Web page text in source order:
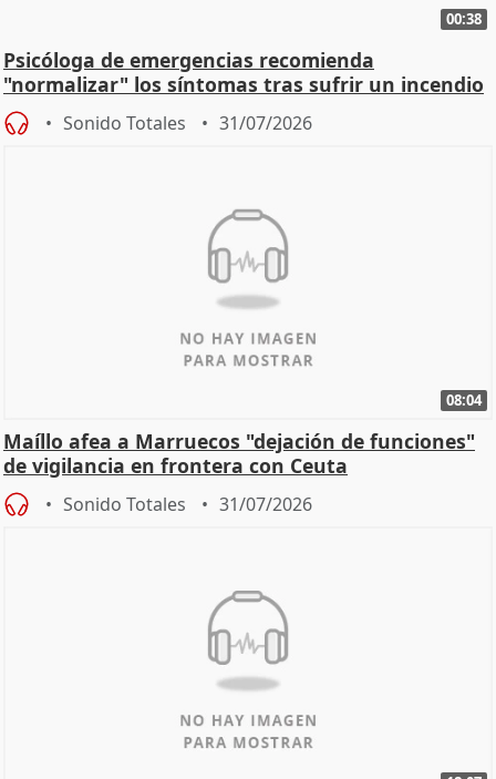
00:38
Psicóloga de emergencias recomienda
"normalizar" los síntomas tras sufrir un incendio
Sonido Totales 31/07/2026
08:04
Maíllo afea a Marruecos "dejación de funciones"
de vigilancia en frontera con Ceuta
Sonido Totales 31/07/2026